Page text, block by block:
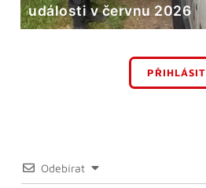
události v červnu 2026
PŘIHLÁSIT
Odebírat